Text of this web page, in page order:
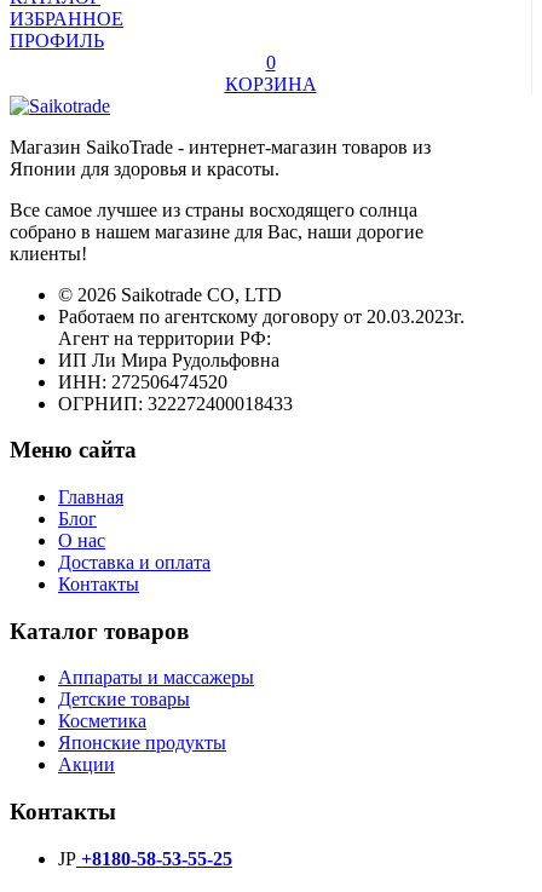
ИЗБРАННОЕ
ПРОФИЛЬ
0
КОРЗИНА
Магазин SaikoTrade - интернет-магазин товаров из
Японии для здоровья и красоты.
Все самое лучшее из страны восходящего солнца
собрано в нашем магазине для Вас, наши дорогие
клиенты!
© 2026 Saikotrade CO, LTD
Работаем по агентскому договору от 20.03.2023г.
Агент на территории РФ:
ИП Ли Мира Рудольфовна
ИНН: 272506474520
ОГРНИП: 322272400018433
Меню сайта
Главная
Блог
О нас
Доставка и оплата
Контакты
Каталог товаров
Аппараты и массажеры
Детские товары
Косметика
Японские продукты
Акции
Контакты
JP +8180-58-53-55-25